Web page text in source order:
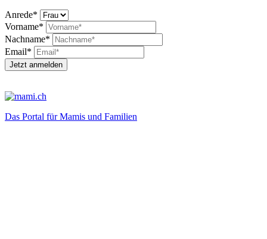
Anrede*
Vorname*
Nachname*
Email*
Jetzt anmelden
Das Portal für Mamis und Familien